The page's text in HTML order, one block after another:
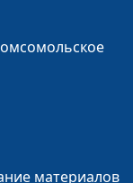
Витя
Паша
материалов